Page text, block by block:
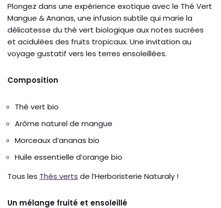
Plongez dans une expérience exotique avec le Thé Vert
Mangue & Ananas, une infusion subtile qui marie la
délicatesse du thé vert biologique aux notes sucrées
et acidulées des fruits tropicaux. Une invitation au
voyage gustatif vers les terres ensoleillées.
Composition
Thé vert bio
Arôme naturel de mangue
Morceaux d’ananas bio
Huile essentielle d’orange bio
Tous les Thés verts de l’Herboristerie Naturaly !
Un mélange fruité et ensoleillé